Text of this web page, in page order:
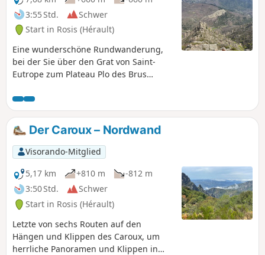
3:55 Std.
Schwer
Start in Rosis (Hérault)
Eine wunderschöne Rundwanderung,
bei der Sie über den Grat von Saint-
Eutrope zum Plateau Plo des Brus
von Roquandouire wieder hinabsteigen.
Start am Fuße der Mare, einem Fluss,
der durch Andabre fließt. Richtung
Kapelle Notre-Dame de Saint Eutrope,
dann Aufstieg über den gleichnamigen
Grat zum Plateau. Abstieg über die
Serre de Majous bis zum Portail de
Roquandouire, um das Dorf Andabre
inmitten von Ginsterfeldern zu
erreichen. Kaum Markierungen in der
Mitte der Wanderung => folgen Sie
genau der GPX-Route.
Der Caroux – Nordwand
Visorando-Mitglied
5,17 km
+810 m
-812 m
3:50 Std.
Schwer
Start in Rosis (Hérault)
Letzte von sechs Routen auf den
Hängen und Klippen des Caroux, um
herrliche Panoramen und Klippen in